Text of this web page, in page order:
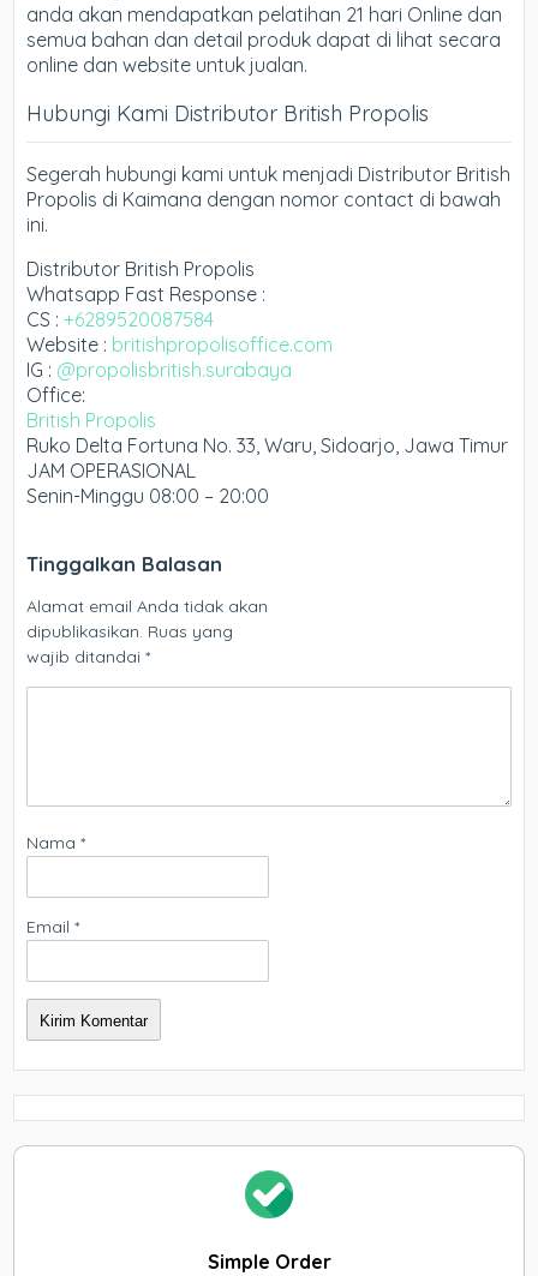
anda akan mendapatkan pelatihan 21 hari Online dan
semua bahan dan detail produk dapat di lihat secara
online dan website untuk jualan.
Hubungi Kami Distributor British Propolis
Segerah hubungi kami untuk menjadi Distributor British
Propolis di Kaimana dengan nomor contact di bawah
ini.
Distributor British Propolis
Whatsapp Fast Response :
CS : +6289520087584
Website : britishpropolisoffice.com
IG : @propolisbritish.surabaya
Office:
British Propolis
Ruko Delta Fortuna No. 33, Waru, Sidoarjo, Jawa Timur
JAM OPERASIONAL
Senin-Minggu 08:00 – 20:00
Tinggalkan Balasan
Alamat email Anda tidak akan
dipublikasikan. Ruas yang
wajib ditandai*
Nama*
Email*
Simple Order